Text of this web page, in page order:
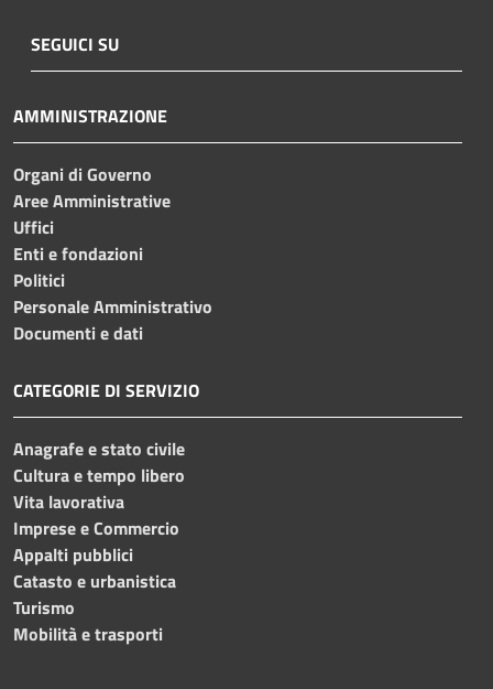
SEGUICI SU
AMMINISTRAZIONE
Organi di Governo
Aree Amministrative
Uffici
Enti e fondazioni
Politici
Personale Amministrativo
Documenti e dati
CATEGORIE DI SERVIZIO
Anagrafe e stato civile
Cultura e tempo libero
Vita lavorativa
Imprese e Commercio
Appalti pubblici
Catasto e urbanistica
Turismo
Mobilità e trasporti